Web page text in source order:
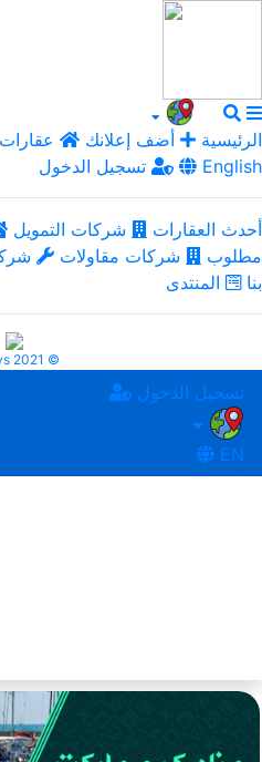
الرئيسية أضف إعلانك عقارات
تسجيل الدخول
English
أحدث العقارات شركات التمويل
مطلوب
شركات مقاولات
بنا
المنتدى
2021 ©
تسجيل الدخول
EN